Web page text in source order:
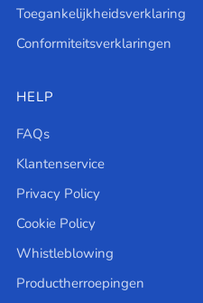
Toegankelijkheidsverklaring
Conformiteitsverklaringen
HELP
FAQs
Klantenservice
Privacy Policy
Cookie Policy
Whistleblowing
Productherroepingen